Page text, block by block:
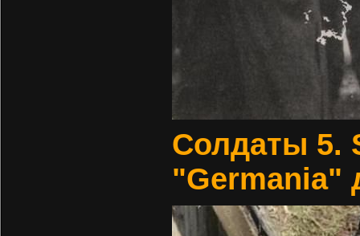
Солдаты 5.
"Germania"